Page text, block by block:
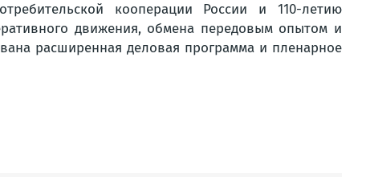
кооперации России и 110-летию
движения, обмена передовым опытом и
расширенная деловая программа и пленарное